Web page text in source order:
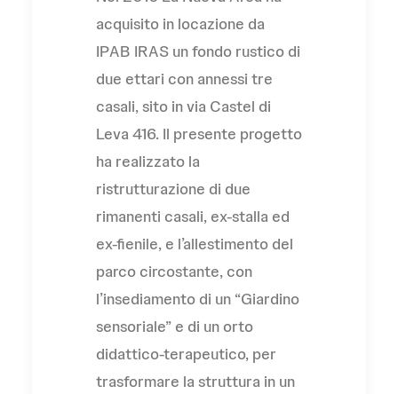
acquisito in locazione da
IPAB IRAS un fondo rustico di
due ettari con annessi tre
casali, sito in via Castel di
Leva 416. Il presente progetto
ha realizzato la
ristrutturazione di due
rimanenti casali, ex-stalla ed
ex-fienile, e l’allestimento del
parco circostante, con
l’insediamento di un “Giardino
sensoriale” e di un orto
didattico-terapeutico, per
trasformare la struttura in un